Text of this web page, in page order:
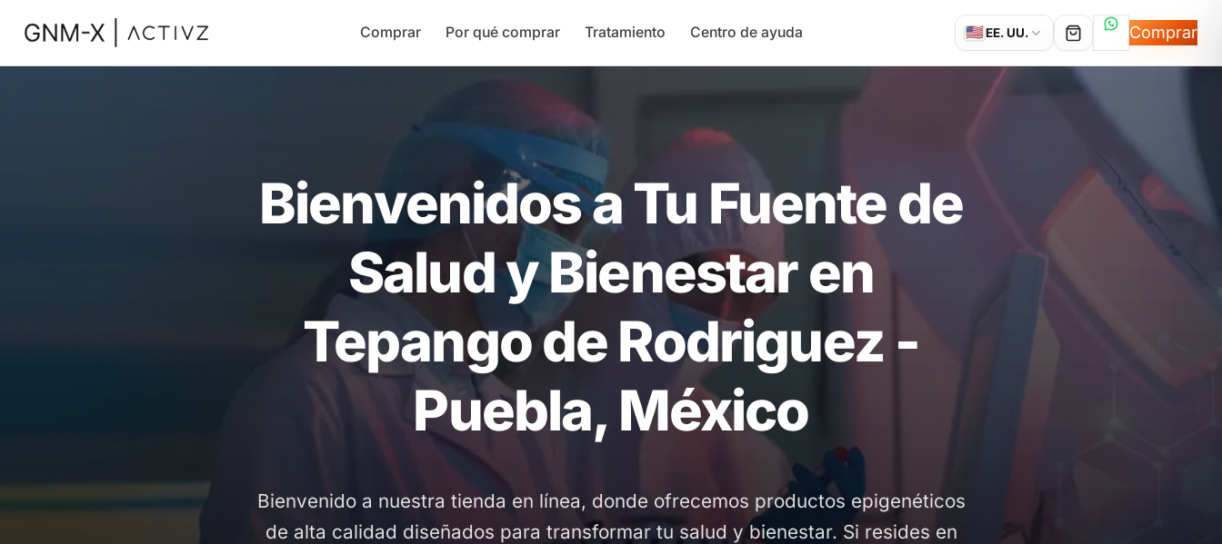
Comprar Por qué comprar Tratamiento Centro de ayuda 🇺🇸EE. UU. Hablemos
Comprar
Bienvenidos a Tu Fuente de
Salud y Bienestar en
Tepango de Rodriguez -
Puebla, México
Bienvenido a nuestra tienda en línea, donde ofrecemos productos epigenéticos
de alta calidad diseñados para transformar tu salud y bienestar. Si resides en